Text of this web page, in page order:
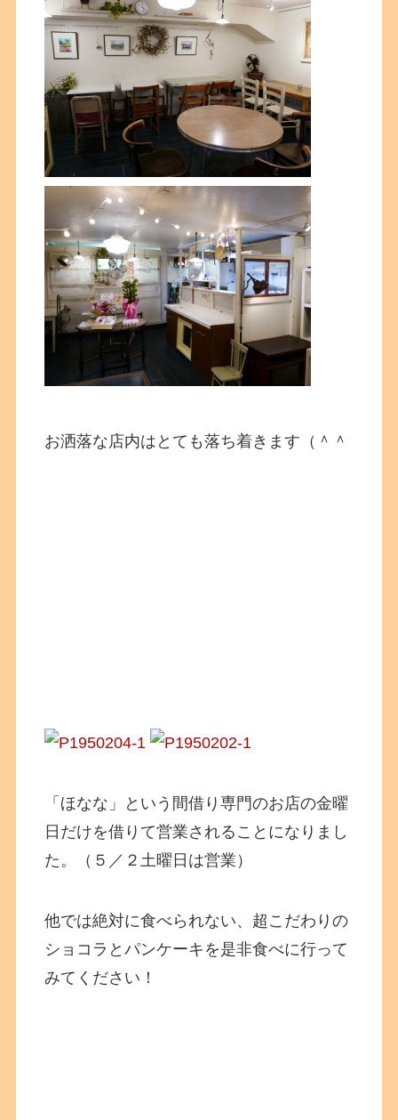
お洒落な店内はとても落ち着きます（＾＾
「ほなな」という間借り専門のお店の金曜
日だけを借りて営業されることになりまし
た。（５／２土曜日は営業）
他では絶対に食べられない、超こだわりの
ショコラとパンケーキを是非食べに行って
みてください！